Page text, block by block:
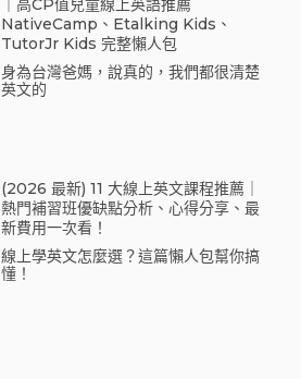
｜高CP值兒童線上英語推薦
NativeCamp、Etalking Kids、
TutorJr Kids 完整懶人包
身為台灣爸媽，說真的，我們都很清楚
英文的
(2026 最新) 11 大線上英文課程推薦｜
熱門補習班優缺點分析、心得分享、最
新費用一次看！
線上學英文怎麼選？這篇懶人包幫你搞
懂！